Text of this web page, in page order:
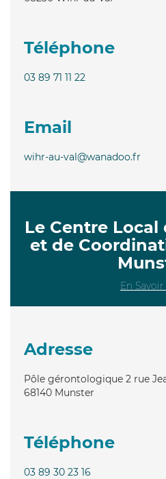
Téléphone
03 89 71 11 22
Email
wihr-au-val@wanadoo.fr
Le Centre Local
et de
En
Adresse
Pôle gérontologique 2 rue
68140 Munster
Téléphone
03 89 30 23 16